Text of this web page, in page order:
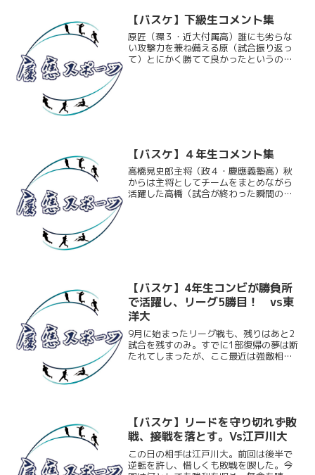
【バスケ】下級生コメント集
原匠（環３・近大付属高）誰にも劣らな
い攻撃力を兼ね備える原（試合振り返っ
て）とにかく勝てて良かったというのが
【バスケ】４年生コメント集
高橋晃史郎主将（政４・慶應義塾高）秋
からは主将としてチームをまとめながら
活躍した高橋（試合が終わった瞬間の気
【バスケ】4年生コンビが勝負所
で活躍し、リーグ5勝目！ vs東
洋大
9月に始まったリーグ戦も、残りはあと2
試合を残すのみ。すでに1部復帰の夢は断
たれてしまったが、ここ最近は強敵相手
【バスケ】リードを守り切れず敗
戦、接戦を落とす。Vs江戸川大
この日の相手は江戸川大。前回は後半で
逆転を許し、惜しくも敗戦を喫した。今